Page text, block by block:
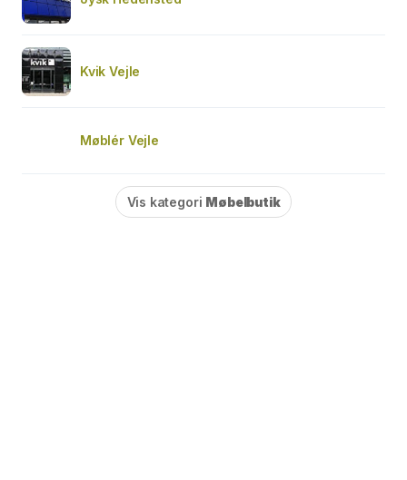
Kvik Vejle
Møblér Vejle
Vis kategori Møbelbutik